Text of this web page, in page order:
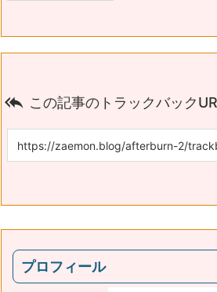
 この記事のトラックバック
プロフィール